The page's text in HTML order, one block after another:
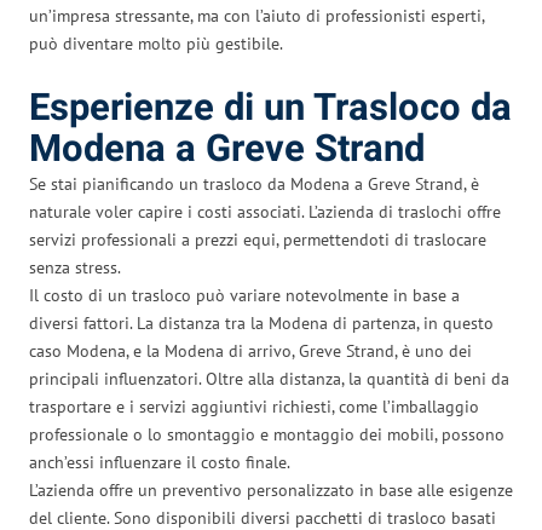
un’impresa stressante, ma con l’aiuto di professionisti esperti,
può diventare molto più gestibile.
Esperienze di un Trasloco da
Modena a Greve Strand
Se stai pianificando un trasloco da Modena a Greve Strand, è
naturale voler capire i costi associati. L’azienda di traslochi offre
servizi professionali a prezzi equi, permettendoti di traslocare
senza stress.
Il costo di un trasloco può variare notevolmente in base a
diversi fattori. La distanza tra la Modena di partenza, in questo
caso Modena, e la Modena di arrivo, Greve Strand, è uno dei
principali influenzatori. Oltre alla distanza, la quantità di beni da
trasportare e i servizi aggiuntivi richiesti, come l’imballaggio
professionale o lo smontaggio e montaggio dei mobili, possono
anch’essi influenzare il costo finale.
L’azienda offre un preventivo personalizzato in base alle esigenze
del cliente. Sono disponibili diversi pacchetti di trasloco basati